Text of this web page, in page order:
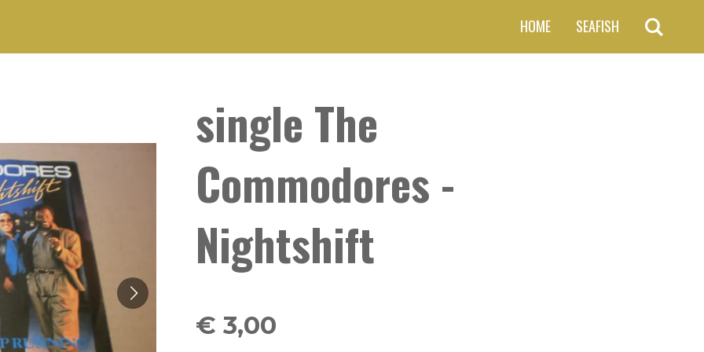
HOME SEAFISH
single The
Commodores -
Nightshift
€ 3,00